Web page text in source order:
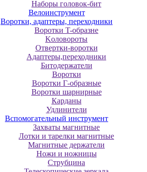
Наборы головок-бит
Велоинструмент
Воротки, адаптеры, переходники
Bopoтки T-oбpaзне
Koлoвopoты
Oтвepтки-вopoтки
Адаптеры,переходники
Битодержатели
Воротки
Воротки Г-образные
Воротки шарнирные
Карданы
Удлинители
Вспомогательный инструмент
Захваты магнитные
Лотки и тарелки магнитные
Магнитные держатели
Ножи и ножницы
Струбцина